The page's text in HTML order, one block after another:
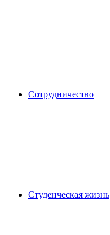
Сотрудничество
Студенческая жизнь